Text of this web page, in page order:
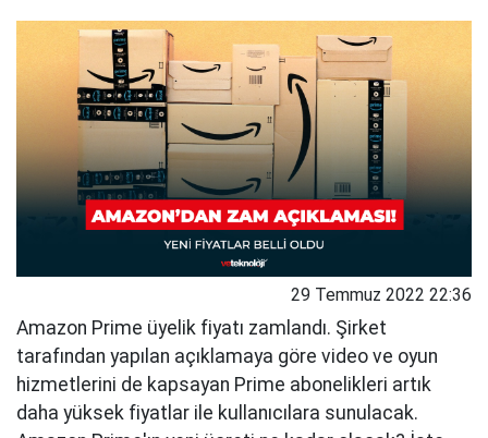
29 Temmuz 2022 22:36
Amazon Prime üyelik fiyatı zamlandı. Şirket
tarafından yapılan açıklamaya göre video ve oyun
hizmetlerini de kapsayan Prime abonelikleri artık
daha yüksek fiyatlar ile kullanıcılara sunulacak.